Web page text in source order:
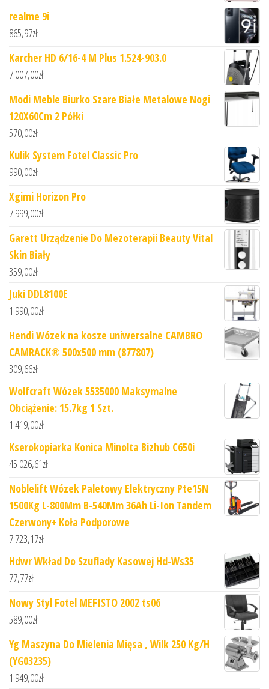
realme 9i
865,97zł
Karcher HD 6/16-4 M Plus 1.524-903.0
7 007,00zł
Modi Meble Biurko Szare Białe Metalowe Nogi
120X60Cm 2 Półki
570,00zł
Kulik System Fotel Classic Pro
990,00zł
Xgimi Horizon Pro
7 999,00zł
Garett Urządzenie Do Mezoterapii Beauty Vital
Skin Biały
359,00zł
Juki DDL8100E
1 990,00zł
Hendi Wózek na kosze uniwersalne CAMBRO
CAMRACK® 500x500 mm (877807)
309,66zł
Wolfcraft Wózek 5535000 Maksymalne
Obciążenie: 15.7kg 1 Szt.
1 419,00zł
Kserokopiarka Konica Minolta Bizhub C650i
45 026,61zł
Noblelift Wózek Paletowy Elektryczny Pte15N
1500Kg L-800Mm B-540Mm 36Ah Li-Ion Tandem
Czerwony+ Koła Podporowe
7 723,17zł
Hdwr Wkład Do Szuflady Kasowej Hd-Ws35
77,77zł
Nowy Styl Fotel MEFISTO 2002 ts06
589,00zł
Yg Maszyna Do Mielenia Mięsa , Wilk 250 Kg/H
(YG03235)
1 949,00zł